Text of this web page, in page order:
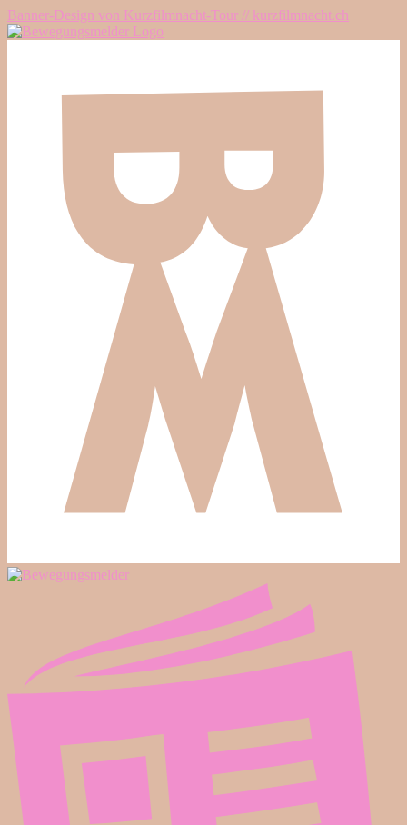
Banner-Design von Kurzfilmnacht-Tour // kurzfilmnacht.ch